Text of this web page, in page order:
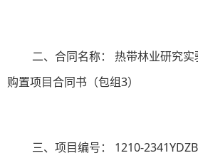
二、合同名称：
热带林业研究
购置项目合同书（包组3）
三、项目编号： 1210-